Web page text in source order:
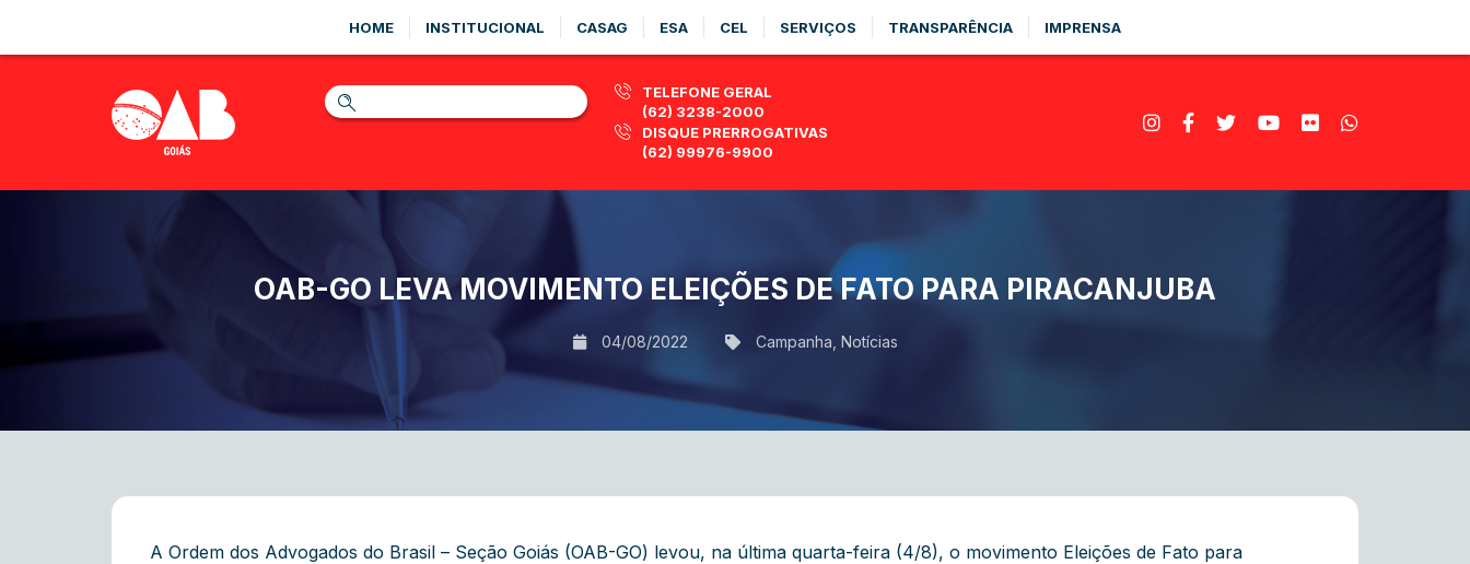
HOME INSTITUCIONAL CASAG ESA CEL SERVIÇOS TRANSPARÊNCIA IMPRENSA
TELEFONE GERAL
(62) 3238-2000
DISQUE PRERROGATIVAS
(62) 99976-9900
OAB-GO LEVA MOVIMENTO ELEIÇÕES DE FATO PARA PIRACANJUBA
04/08/2022 Campanha Notícias
A Ordem dos Advogados do Brasil – Seção Goiás (OAB-GO) levou, na última quarta-feira (4/8), o movimento Eleições de Fato para